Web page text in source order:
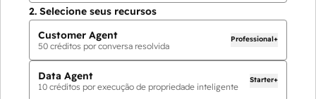
2. Selecione seus recursos
Customer Agent
50 créditos por conversa resolvida
Professional+
Data Agent
10 créditos por execução de propriedade inteligente
Starter+